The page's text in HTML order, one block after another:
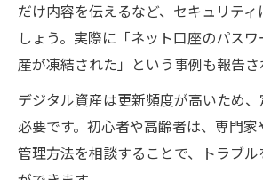
だけ内容を伝えるなど、セキュリテ
しょう。実際に「ネット口座のパス
産が凍結された」という事例も報告さ
デジタル資産は更新頻度が高いため
必要です。初心者や高齢者は、専門
管理方法を相談することで、トラブ